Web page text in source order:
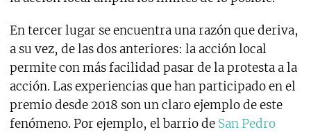
En tercer lugar se encuentra una razón que deriva,
a su vez, de las dos anteriores: la acción local
permite con más facilidad pasar de la protesta a la
acción. Las experiencias que han participado en el
premio desde 2018 son un claro ejemplo de este
fenómeno. Por ejemplo, el barrio deSan Pedro